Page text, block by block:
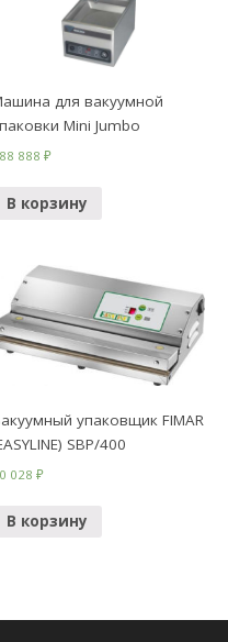
для вакуумной
Mini Jumbo
888₽
В корзину
упаковщик FIMAR
SBP/400
028₽
В корзину